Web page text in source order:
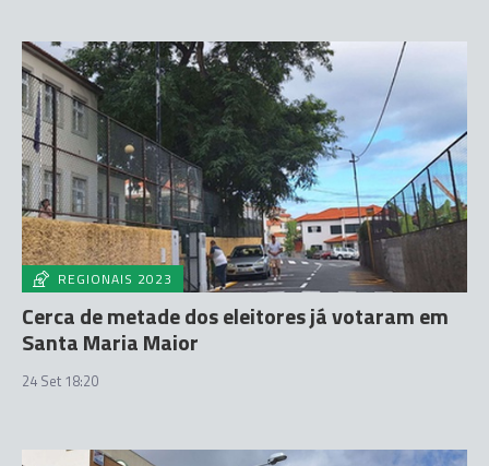
REGIONAIS 2023
Cerca de metade dos eleitores já votaram em
Santa Maria Maior
24 Set 18:20